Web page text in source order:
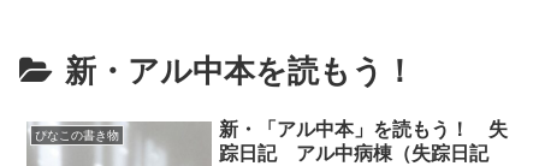
新・アル中本を読もう！
ぴなこの書き物
新・「アル中本」を読もう！ 失
踪日記 アル中病棟（失踪日記